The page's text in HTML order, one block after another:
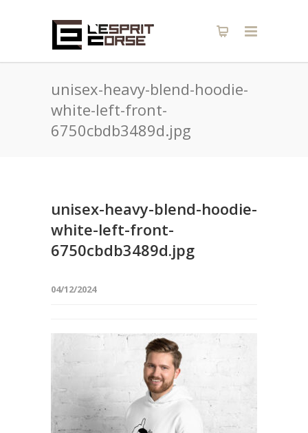
unisex-heavy-blend-hoodie-
white-left-front-
6750cbdb3489d.jpg
unisex-heavy-blend-hoodie-
white-left-front-
6750cbdb3489d.jpg
04/12/2024